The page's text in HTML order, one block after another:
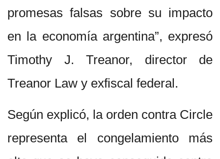
promesas falsas sobre su impacto
en la economía argentina”, expresó
Timothy J. Treanor, director de
Treanor Law y exfiscal federal.
Según explicó, la orden contra Circle
representa el congelamiento más